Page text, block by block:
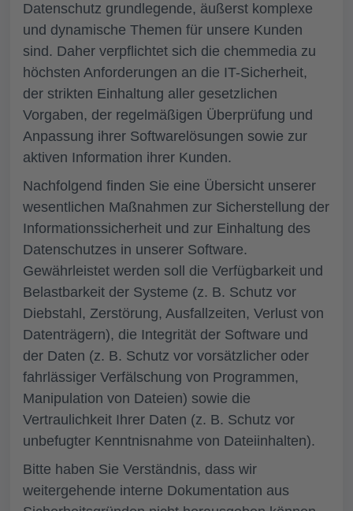
Datenschutz grundlegende, äußerst komplexe
und dynamische Themen für unsere Kunden
sind. Daher verpflichtet sich die chemmedia zu
höchsten Anforderungen an die IT-Sicherheit,
der strikten Einhaltung aller gesetzlichen
Vorgaben, der regelmäßigen Überprüfung und
Anpassung ihrer Softwarelösungen sowie zur
aktiven Information ihrer Kunden.
Nachfolgend finden Sie eine Übersicht unserer
wesentlichen Maßnahmen zur Sicherstellung der
Informationssicherheit und zur Einhaltung des
Datenschutzes in unserer Software.
Gewährleistet werden soll die Verfügbarkeit und
Belastbarkeit der Systeme (z. B. Schutz vor
Diebstahl, Zerstörung, Ausfallzeiten, Verlust von
Datenträgern), die Integrität der Software und
der Daten (z. B. Schutz vor vorsätzlicher oder
fahrlässiger Verfälschung von Programmen,
Manipulation von Dateien) sowie die
Vertraulichkeit Ihrer Daten (z. B. Schutz vor
unbefugter Kenntnisnahme von Dateiinhalten).
Bitte haben Sie Verständnis, dass wir
weitergehende interne Dokumentation aus